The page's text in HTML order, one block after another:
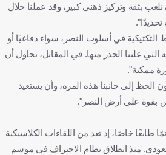
بثقة وتركيز ذهني كبير، وقد عملنا خلال
في أسلوب النصر، سواء دفاعيًا أو
التي علينا الحذر منها. في المقابل، نحاول أن
ممكنة".
الحظ إلى جانبنا هذه المرة، وأن يستعيد
بقوة على أرض النصر".
طابعًا خاصًا، إذ تعد من اللقاءات الكلاسيكية
منذ انطلاق نظام الاحتراف في موسم